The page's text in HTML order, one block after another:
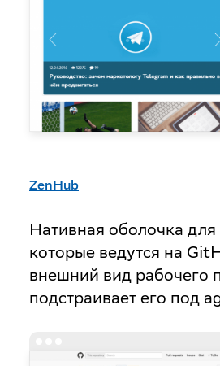
ZenHub
Нативная оболочка для
которые ведутся на
внешний вид рабочего
подстраивает его под